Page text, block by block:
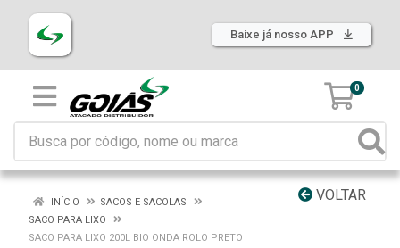
Baixe já nosso APP
0
VOLTAR
INÍCIO
SACOS E SACOLAS
SACO PARA LIXO
SACO PARA LIXO 200L BIO ONDA ROLO PRETO